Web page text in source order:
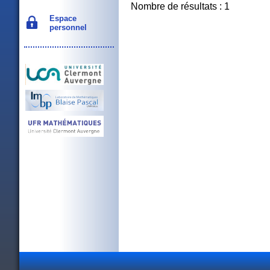
Espace
personnel
Nombre de résultats : 1